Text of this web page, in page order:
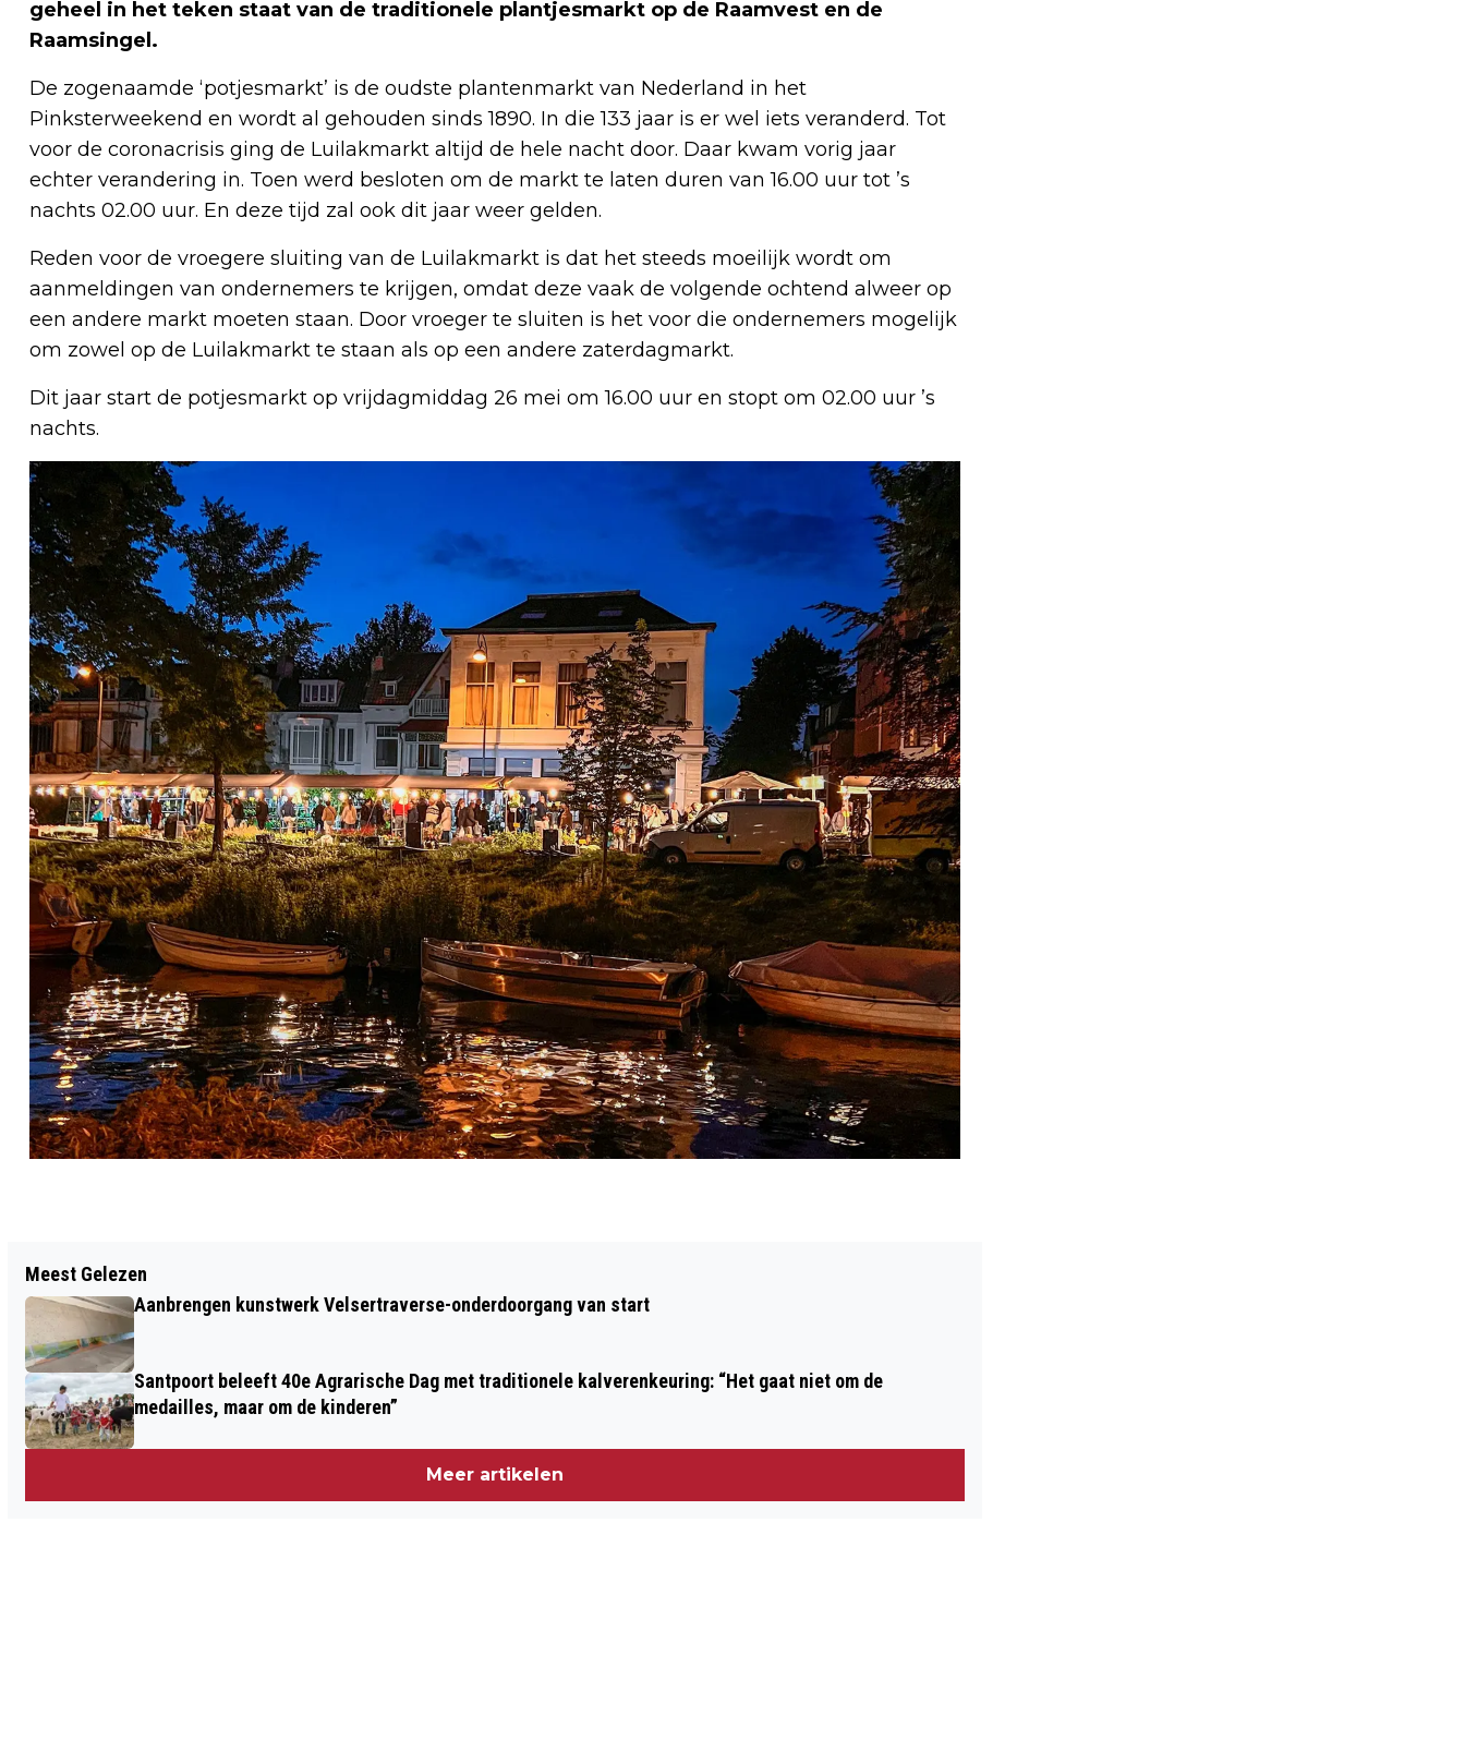
geheel in het teken staat van de traditionele plantjesmarkt op de Raamvest en de
Raamsingel.
De zogenaamde ‘potjesmarkt’ is de oudste plantenmarkt van Nederland in het
Pinksterweekend en wordt al gehouden sinds 1890. In die 133 jaar is er wel iets veranderd. Tot
voor de coronacrisis ging de Luilakmarkt altijd de hele nacht door. Daar kwam vorig jaar
echter verandering in. Toen werd besloten om de markt te laten duren van 16.00 uur tot ’s
nachts 02.00 uur. En deze tijd zal ook dit jaar weer gelden.
Reden voor de vroegere sluiting van de Luilakmarkt is dat het steeds moeilijk wordt om
aanmeldingen van ondernemers te krijgen, omdat deze vaak de volgende ochtend alweer op
een andere markt moeten staan. Door vroeger te sluiten is het voor die ondernemers mogelijk
om zowel op de Luilakmarkt te staan als op een andere zaterdagmarkt.
Dit jaar start de potjesmarkt op vrijdagmiddag 26 mei om 16.00 uur en stopt om 02.00 uur ’s
nachts.
"GEEN WOORD TE VEEL" BLIJKT IDEALE
FORMULE VOOR SONGFESTIVALWINST
M.I.V. 15 MEI: NU ÓÓK VOLOP
Meest Gelezen
Aanbrengen kunstwerk Velsertraverse-onderdoorgang van start
Santpoort beleeft 40e Agrarische Dag met traditionele kalverenkeuring: “Het gaat niet om de
medailles, maar om de kinderen”
Meer artikelen